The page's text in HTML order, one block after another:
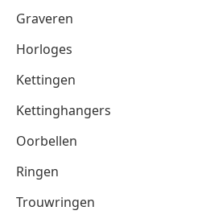
Graveren
Horloges
Kettingen
Kettinghangers
Oorbellen
Ringen
Trouwringen